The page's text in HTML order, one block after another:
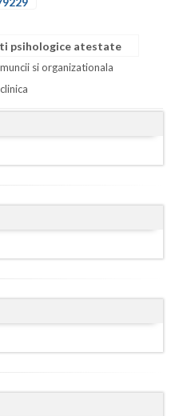
psihologice atestate
si organizationala